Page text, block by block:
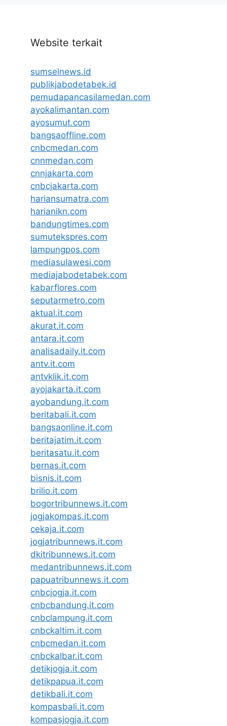
Website terkait
sumselnews.id
publikjabodetabek.id
pemudapancasilamedan.com
ayokalimantan.com
ayosumut.com
bangsaoffline.com
cnbcmedan.com
cnnmedan.com
cnnjakarta.com
cnbcjakarta.com
hariansumatra.com
harianikn.com
bandungtimes.com
sumutekspres.com
lampungpos.com
mediasulawesi.com
mediajabodetabek.com
kabarflores.com
seputarmetro.com
aktual.it.com
akurat.it.com
antara.it.com
analisadaily.it.com
antv.it.com
antvklik.it.com
ayojakarta.it.com
ayobandung.it.com
beritabali.it.com
bangsaonline.it.com
beritajatim.it.com
beritasatu.it.com
bernas.it.com
bisnis.it.com
brilio.it.com
bogortribunnews.it.com
jogjakompas.it.com
cekaja.it.com
jogjatribunnews.it.com
dkitribunnews.it.com
medantribunnews.it.com
papuatribunnews.it.com
cnbcjogja.it.com
cnbcbandung.it.com
cnbclampung.it.com
cnbckaltim.it.com
cnbcmedan.it.com
cnbckalbar.it.com
detikjogja.it.com
detikpapua.it.com
detikbali.it.com
kompasbali.it.com
kompasjogja.it.com